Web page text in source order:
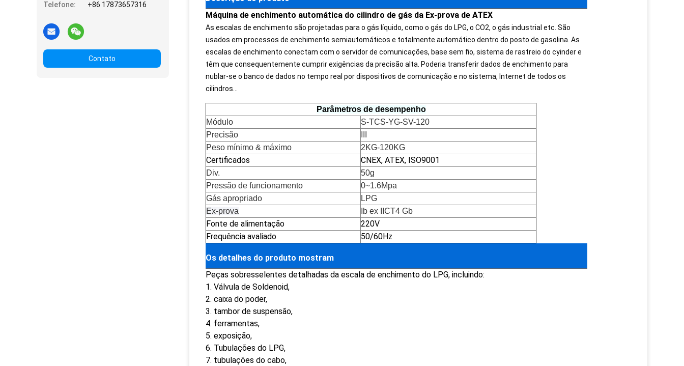
Telefone:
+86 17873657316
Contato
Máquina de enchimento automática do cilindro de gás da Ex-prova de ATEX
As escalas de enchimento são projetadas para o gás líquido, como o gás do LPG, o CO2, o gás industrial etc. São
usados em processos de enchimento semiautomáticos e totalmente automático dentro do posto de gasolina. As
escalas de enchimento conectam com o servidor de comunicações, base sem fio, sistema de rastreio do cyinder e
têm que consequentemente cumprir exigências da precisão alta. Poderia transferir dados de enchimento para
nublar-se o banco de dados no tempo real por dispositivos de comunicação e no sistema, Internet de todos os
cilindros…
Parâmetros de desempenho
Módulo
S-TCS-YG-SV-120
Precisão
Peso mínimo & máximo
2KG-120KG
Certificados CNEX, ATEX, ISO9001
Div.
50g
Pressão de funcionamento
0~1.6Mpa
Gás apropriado
LPG
Ex-prova
Ib ex IICT4 Gb
Fonte de alimentação
220V
Frequência avaliado
50/60Hz
Os detalhes do produto mostram
Peças sobresselentes detalhadas da escala de enchimento do LPG, incluindo:
1. Válvula de Soldenoid,
2. caixa do poder,
3. tambor de suspensão,
4. ferramentas,
5. exposição,
6. Tubulações do LPG,
7. tubulações do cabo,